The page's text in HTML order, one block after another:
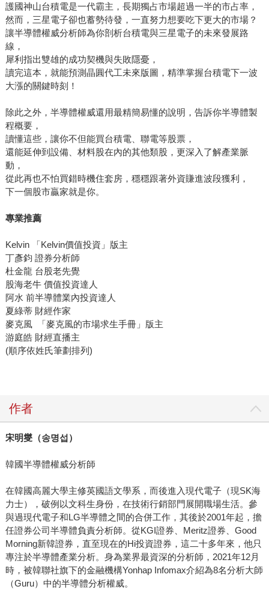
護國神山台積電是一代霸主，長期獨占市場超過一半的市占率，
然而，三星電子卻也蓄勢待發，一直努力想要吃下更大的市場？
讓半導體權威分析師為你剖析台積電與三星電子的未來發展路
線，
犀利指出雙雄的成功契機與失敗隱憂，
讀完這本，就能預測晶圓代工未來版圖，精準掌握台積電下一波
大漲的關鍵時刻！
除此之外，半導體權威還用最精簡易懂的說明，告訴你半導體製
程概要，
讀懂這些，讓你不但能買台積電、聯電等股票，
還能延伸到設備、材料股在內的其他類股，更深入了解產業脈
動，
從此再也不怕買錯時機住套房，穩穩跟著外資賺進波段獲利，
下一個股市贏家就是你。
專業推薦
Kelvin 「Kelvin價值投資」版主
丁彥鈞 證券分析師
杜金龍 台股老先覺
股海老牛 價值投資達人
阿水 前半導體業內投資達人
夏綠蒂 財經作家
麥克風 「麥克風的市場求生手冊」版主
游庭皓 財經直播主
(順序依姓氏筆劃排列)
作者
宋明燮（송명섭 ）
韓國半導體權威分析師
在韓國高麗大學主修英國語文學系，而後進入現代電子（現SK海
力士），破例以文科生身份，在技術行銷部門展開職場生活。參
與過現代電子和LG半導體之間的合併工作，其後於2001年起，擔
任證券公司半導體負責分析師。從KGI證券、Meritz證券、Good
Morning新韓證券，直至現在的Hi投資證券，這二十多年來，他只
專注於半導體產業分析。身為業界最資深的分析師，2021年12月
時，被韓聯社旗下的金融機構Yonhap Infomax介紹為8名分析大師
（Guru）中的半導體分析權威。